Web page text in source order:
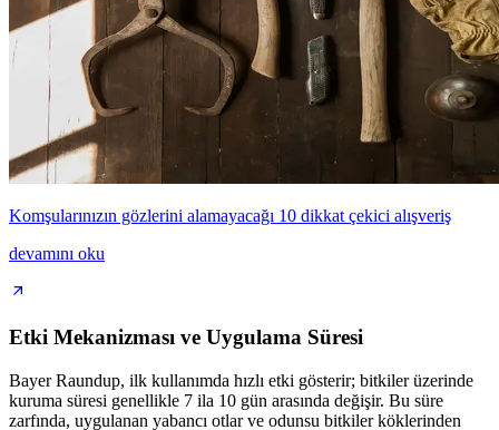
Komşularınızın gözlerini alamayacağı 10 dikkat çekici alışveriş
devamını oku
Etki Mekanizması ve Uygulama Süresi
Bayer Raundup, ilk kullanımda hızlı etki gösterir; bitkiler üzerinde
kuruma süresi genellikle 7 ila 10 gün arasında değişir. Bu süre
zarfında, uygulanan yabancı otlar ve odunsu bitkiler köklerinden